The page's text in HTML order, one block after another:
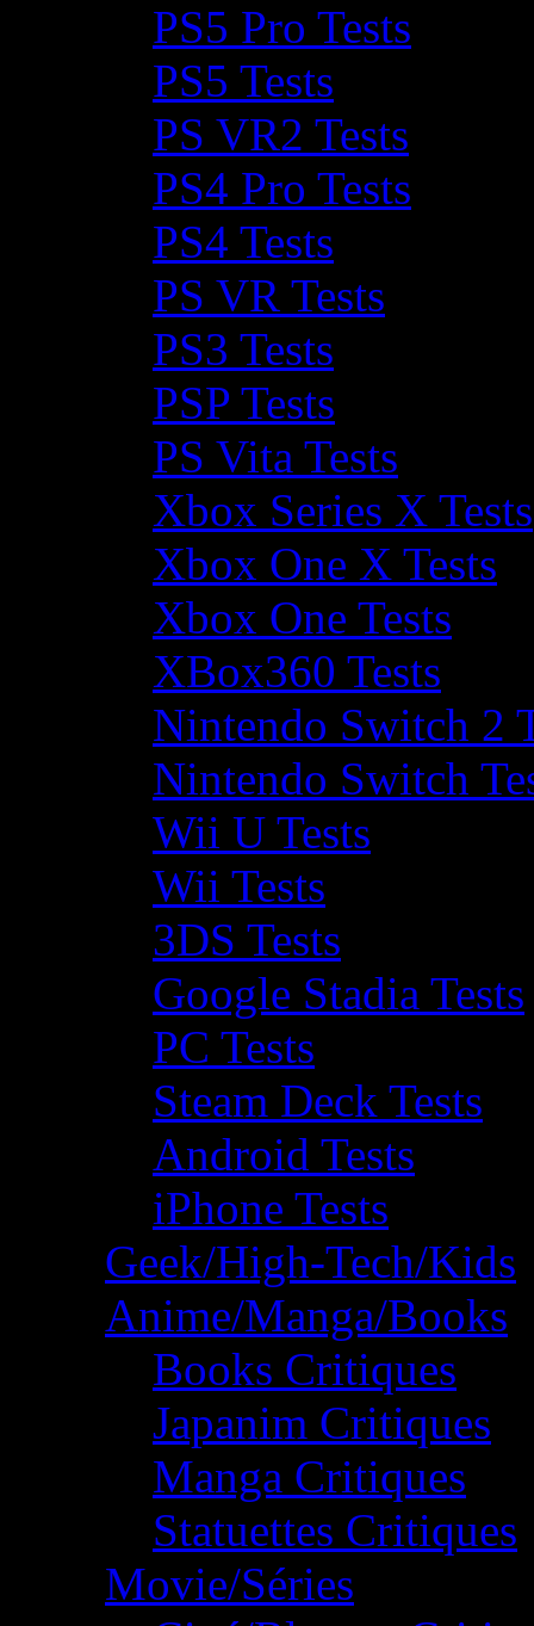
PS5 Pro Tests
PS5 Tests
PS VR2 Tests
PS4 Pro Tests
PS4 Tests
PS VR Tests
PS3 Tests
PSP Tests
PS Vita Tests
Xbox Series X Tests
Xbox One X Tests
Xbox One Tests
XBox360 Tests
Nintendo Switch 2
Nintendo Switch
Wii U Tests
Wii Tests
3DS Tests
Google Stadia Tests
PC Tests
Steam Deck Tests
Android Tests
iPhone Tests
Geek/High-Tech/Kids
Anime/Manga/Books
Books Critiques
Japanim Critiques
Manga Critiques
Statuettes Critiques
Movie/Séries